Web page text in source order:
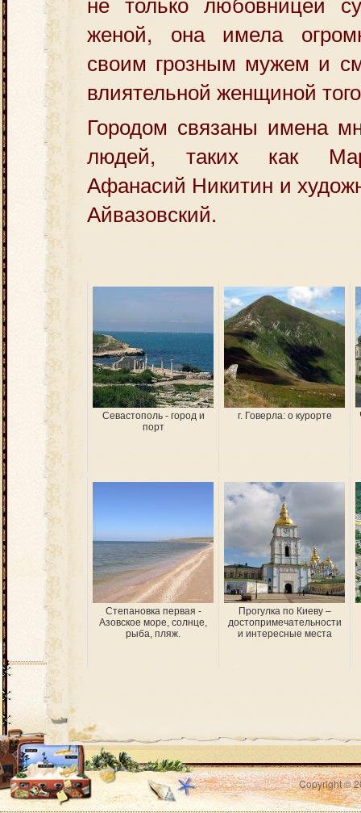
женой, она имела
своим грозным мужем и
влиятельной женщиной
Городом связаны имена
людей, таких как
Афанасий Никитин и
Айвазовский.
Севастополь - город и
порт
г. Говерла: о курорте
Степановка первая -
Азовское море, солнце,
рыба, пляж.
Прогулка по Киеву –
достопримечательности
и интересные места
Copyright ©